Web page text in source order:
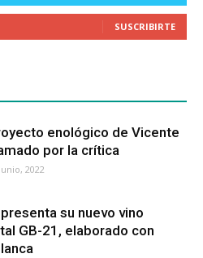
SUSCRIBIRTE
enológico de Vicente
por la crítica
2022
su nuevo vino
GB-21, elaborado con